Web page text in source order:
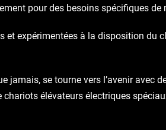
pour des besoins spécifiques de
et expérimentées à la disposition du
jamais, se tourne vers l’avenir avec
élévateurs électriques